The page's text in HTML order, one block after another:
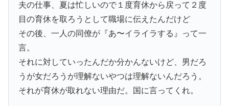
夫の仕事、夏は忙しいので１度育休から戻って２度
目の育休を取ろうとして職場に伝えたんだけど
その後、一人の同僚が『あ〜イライラする』って一
言。
それに対していったんだか分かんないけど、男だろ
うが女だろうが理解ないやつは理解ないんだろう。
それが育休が取れない理由だ。国に言ってくれ。